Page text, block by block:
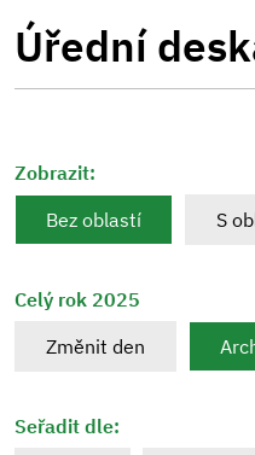
Úřední
Zobrazit:
Bez oblastí
S
Celý rok 2025
Změnit den
Seřadit dle: